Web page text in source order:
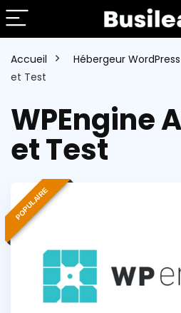
Accueil Hébergeur WordPress
et Test
WPEngine
et Test
POPULAIRE